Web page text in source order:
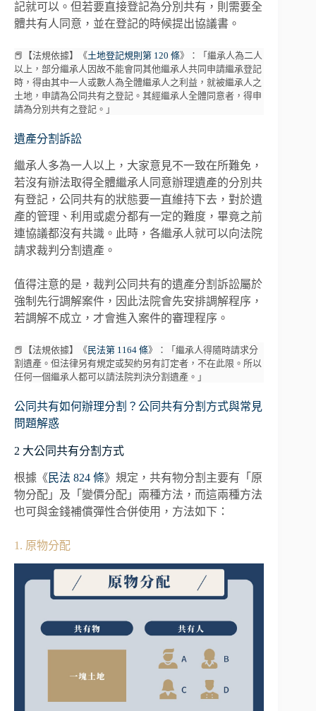
記就可以。但若要直接登記為分別共有，則需要全
體共有人同意，並在登記的時候提出協議書。
📕【法規依據】《土地登記規則第 120 條》：「繼承人為二人
以上，部分繼承人因故不能會同其他繼承人共同申請繼承登記
時，得由其中一人或數人為全體繼承人之利益，就被繼承人之
土地，申請為公同共有之登記。其經繼承人全體同意者，得申
請為分別共有之登記。」
遺產分割訴訟
繼承人多為一人以上，大家意見不一致在所難免，
若沒有辦法取得全體繼承人同意辦理遺產的分別共
有登記，公同共有的狀態要一直維持下去，對於遺
產的管理、利用或處分都有一定的難度，畢竟之前
連協議都沒有共識。此時，各繼承人就可以向法院
請求裁判分割遺產。
值得注意的是，裁判公同共有的遺產分割訴訟屬於
強制先行調解案件，因此法院會先安排調解程序，
若調解不成立，才會進入案件的審理程序。
📕【法規依據】《 民法第 1164 條》：「繼承人得隨時請求分
割遺產。但法律另有規定或契約另有訂定者，不在此限。所以
任何一個繼承人都可以請法院判決分割遺產。」
公同共有如何辦理分割？公同共有分割方式與常見
問題解惑
2 大公同共有分割方式
根據《 民法 824 條》規定，共有物分割主要有「原
物分配」及「變價分配」兩種方法，而這兩種方法
也可與金錢補償彈性合併使用，方法如下：
1. 原物分配